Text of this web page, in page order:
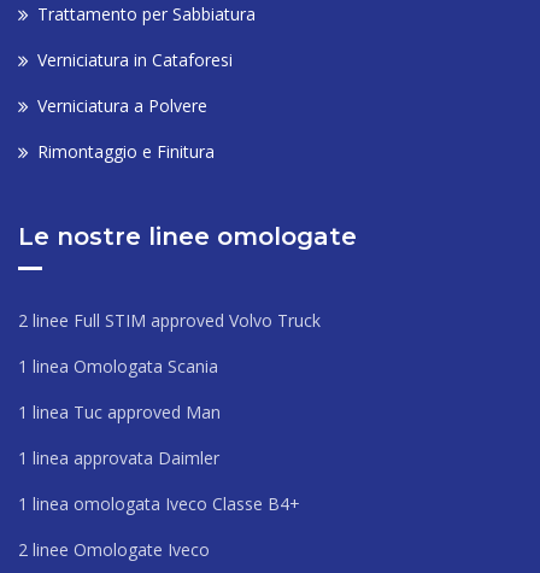
Trattamento per Sabbiatura
Verniciatura in Cataforesi
Verniciatura a Polvere
Rimontaggio e Finitura
Le nostre linee omologate
2 linee Full STIM approved Volvo Truck
1 linea Omologata Scania
1 linea Tuc approved Man
1 linea approvata Daimler
1 linea omologata Iveco Classe B4+
2 linee Omologate Iveco